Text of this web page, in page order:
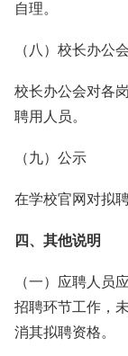
自理。
（八）校长办公
校长办公会对各
聘用人员。
（九）公示
在学校官网对拟
四、其他说明
（一）应聘人员
招聘环节工作，
消其拟聘资格。